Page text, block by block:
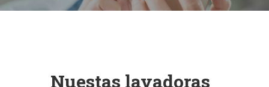
Nuestas lavadoras